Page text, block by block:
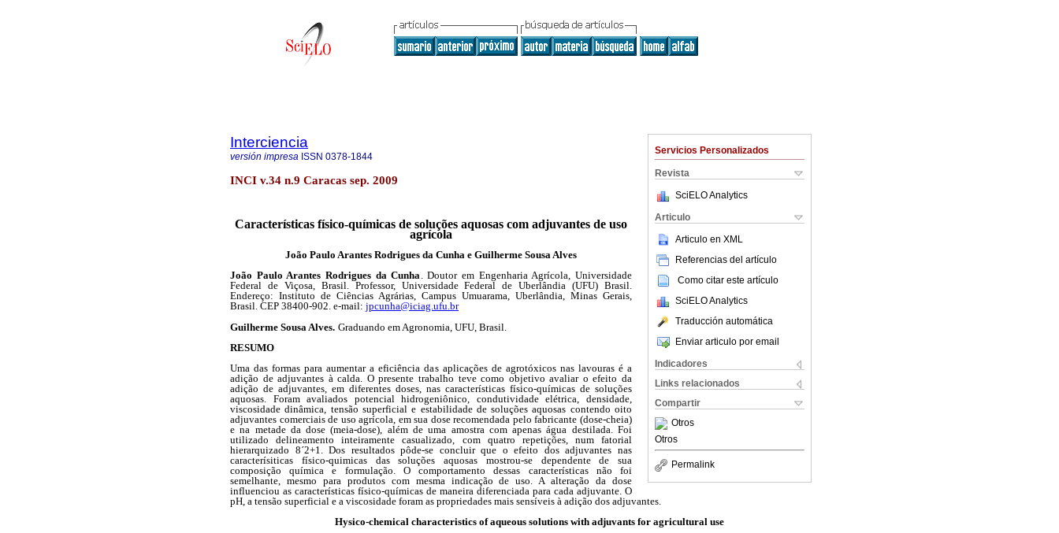
Servicios Personalizados
Revista
SciELO Analytics
Articulo
Articulo en XML
Referencias del artículo
Como citar este artículo
SciELO Analytics
Traducción automática
Enviar articulo por email
Indicadores
Links relacionados
Compartir
Otros
Otros
Permalink
Interciencia
versión impresa ISSN 0378-1844
INCI v.34 n.9 Caracas sep. 2009
Características físico-químicas de soluções aquosas com adjuvantes de uso
agrícola
João Paulo Arantes Rodrigues da Cunha e Guilherme Sousa Alves
João Paulo Arantes Rodrigues da Cunha. Doutor em Engenharia Agrícola, Universidade
Federal de Viçosa, Brasil. Professor, Universidade Federal de Uberlândia (UFU) Brasil.
Endereço: Instituto de Ciências Agrárias, Campus Umuarama, Uberlândia, Minas Gerais,
Brasil. CEP 38400-902. e-mail: jpcunha@iciag.ufu.br
Guilherme Sousa Alves. Graduando em Agronomia, UFU, Brasil.
RESUMO
Uma das formas para aumentar a eficiência das aplicações de agrotóxicos nas lavouras é a
adição de adjuvantes à calda. O presente trabalho teve como objetivo avaliar o efeito da
adição de adjuvantes, em diferentes doses, nas características físico-químicas de soluções
aquosas. Foram avaliados potencial hidrogeniônico, condutividade elétrica, densidade,
viscosidade dinâmica, tensão superficial e estabilidade de soluções aquosas contendo oito
adjuvantes comerciais de uso agrícola, em sua dose recomendada pelo fabricante (dose-cheia)
e na metade da dose (meia-dose), além de uma amostra com apenas água destilada. Foi
utilizado delineamento inteiramente casualizado, com quatro repetições, num fatorial
hierarquizado 8´2+1. Dos resultados pôde-se concluir que o efeito dos adjuvantes nas
caracterísiticas físico-quimicas das soluções aquosas mostrou-se dependente de sua
composição química e formulação. O comportamento dessas características não foi
semelhante, mesmo para produtos com mesma indicação de uso. A alteração da dose
influenciou as características físico-químicas de maneira diferenciada para cada adjuvante. O
pH, a tensão superficial e a viscosidade foram as propriedades mais sensíveis à adição dos adjuvantes.
Hysico-chemical characteristics of aqueous solutions with adjuvants for agricultural use